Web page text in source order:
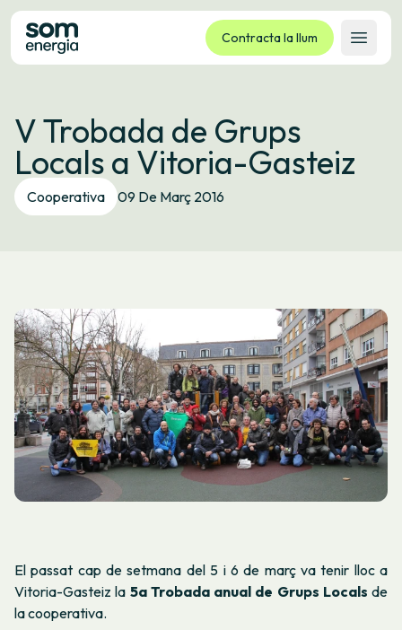
Contracta la llum
Obrir
Tarifes
Serveis
Empreses
La cooperativa
Idioma: ES CA GL
V Trobada de Grups
Locals a Vitoria-Gasteiz
Cooperativa 09 De Març 2016
El passat cap de setmana del 5 i 6 de març va tenir lloc a
Vitoria-Gasteiz la 5a Trobada anual de Grups Locals de
la cooperativa.